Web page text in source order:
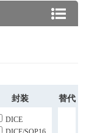
封装 替代
DICE